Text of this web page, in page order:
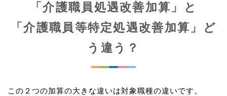
「介護職員処遇改善加算」と
「介護職員等特定処遇改善加算」ど
う違う？
この２つの加算の大きな違いは対象職種の違いです。